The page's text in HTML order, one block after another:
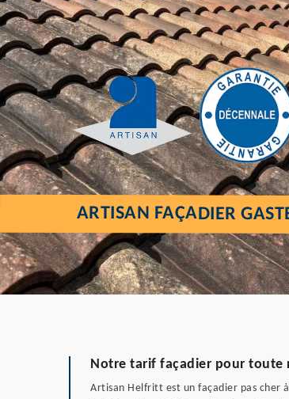
ARTISAN FAÇADIER
Notre tarif façadier pour toute
Artisan Helfritt est un façadier pas cher